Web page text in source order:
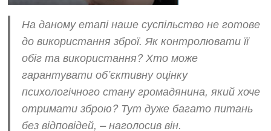
На даному етапі наше суспільство не готове
до використання зброї. Як контролювати її
обіг та використання? Хто може
гарантувати об’єктивну оцінку
психологічного стану громадянина, який хоче
отримати зброю? Тут дуже багато питань
без відповідей, – наголосив він.